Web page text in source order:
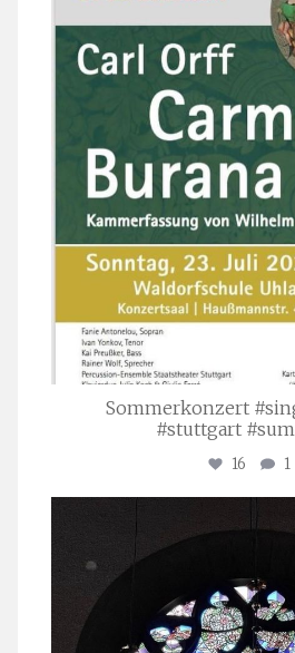
Juli 22
Sommerkonzert
#stuttgart
16 1
Apr. 1